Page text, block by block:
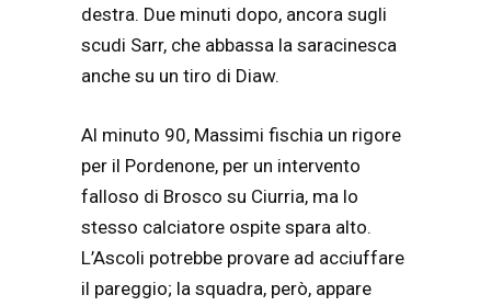
destra. Due minuti dopo, ancora sugli
scudi Sarr, che abbassa la saracinesca
anche su un tiro di Diaw.
Al minuto 90, Massimi fischia un rigore
per il Pordenone, per un intervento
falloso di Brosco su Ciurria, ma lo
stesso calciatore ospite spara alto.
L’Ascoli potrebbe provare ad acciuffare
il pareggio; la squadra, però, appare